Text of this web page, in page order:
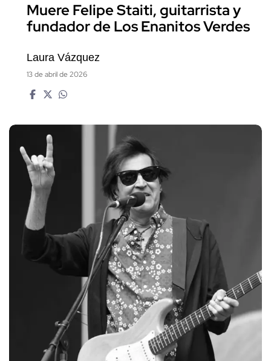
Muere Felipe Staiti, guitarrista y
fundador de Los Enanitos Verdes
Laura Vázquez
13 de abril de 2026